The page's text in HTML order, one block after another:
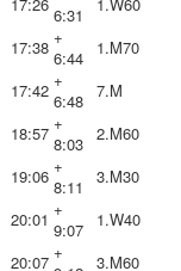
6:31
17:38 +
6:44
1.M70
17:42 +
6:48 7.M
18:57 +
8:03 2.M60
19:06 +
8:11
3.M30
20:01 +
9:07
1.W40
20:07 +
3.M60